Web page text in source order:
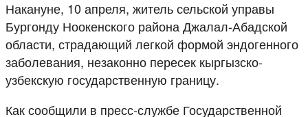
Накануне, 10 апреля, житель сельской управы
Бургонду Ноокенского района Джалал-Абадской
области, страдающий легкой формой эндогенного
заболевания, незаконно пересек кыргызско-
узбекскую государственную границу.
Как сообщили в пресс-службе Государственной